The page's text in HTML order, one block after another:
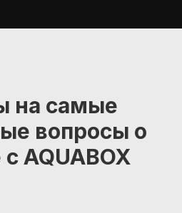
на самые
вопросы о
AQUABOX